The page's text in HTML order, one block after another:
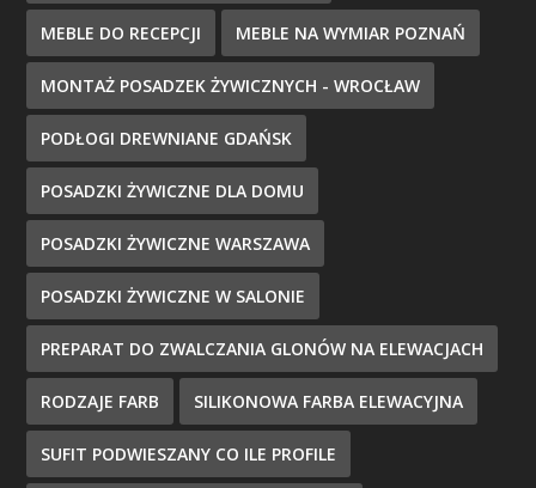
MEBLE DO RECEPCJI MEBLE NA WYMIAR POZNAŃ
MONTAŻ POSADZEK ŻYWICZNYCH - WROCŁAW
PODŁOGI DREWNIANE GDAŃSK
POSADZKI ŻYWICZNE DLA DOMU
POSADZKI ŻYWICZNE WARSZAWA
POSADZKI ŻYWICZNE W SALONIE
PREPARAT DO ZWALCZANIA GLONÓW NA ELEWACJACH
RODZAJE FARB SILIKONOWA FARBA ELEWACYJNA
SUFIT PODWIESZANY CO ILE PROFILE